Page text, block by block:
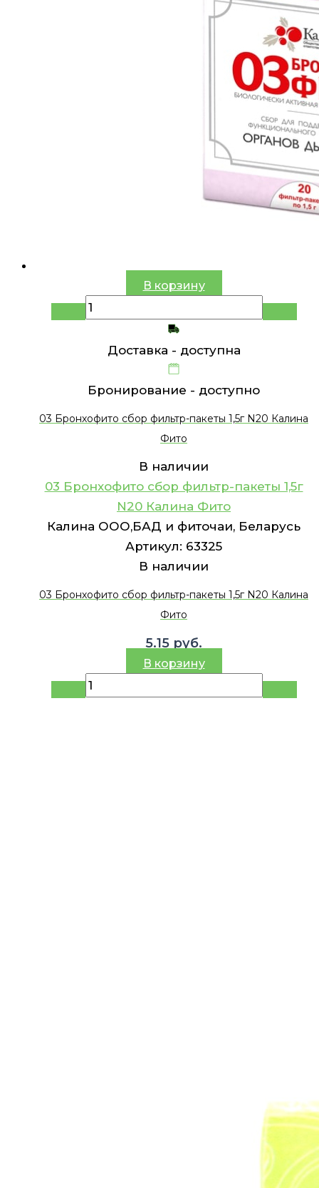
В корзину
Доставка - доступна
Бронирование - доступно
03 Бронхофито сбор фильтр-пакеты 1,5г N20 Калина
Фито
В наличии
03 Бронхофито сбор фильтр-пакеты 1,5г
N20 Калина Фито
Калина ООО,БАД и фиточаи, Беларусь
Артикул: 63325
В наличии
03 Бронхофито сбор фильтр-пакеты 1,5г N20 Калина
Фито
5.15 руб.
В корзину